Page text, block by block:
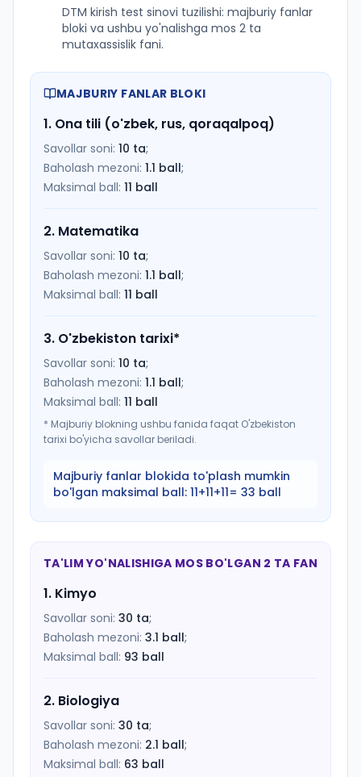
DTM kirish test sinovi tuzilishi: majburiy fanlar
bloki va ushbu yo'nalishga mos 2 ta
mutaxassislik fani.
MAJBURIY FANLAR BLOKI
1. Ona tili (o'zbek, rus, qoraqalpoq)
Savollar soni: 10 ta;
Baholash mezoni: 1.1 ball;
Maksimal ball: 11 ball
2. Matematika
Savollar soni: 10 ta;
Baholash mezoni: 1.1 ball;
Maksimal ball: 11 ball
3. O'zbekiston tarixi*
Savollar soni: 10 ta;
Baholash mezoni: 1.1 ball;
Maksimal ball: 11 ball
* Majburiy blokning ushbu fanida faqat O'zbekiston
tarixi bo'yicha savollar beriladi.
Majburiy fanlar blokida to'plash mumkin
bo'lgan maksimal ball: 11+11+11= 33 ball
TA'LIM YO'NALISHIGA MOS BO'LGAN 2 TA FAN
1. Kimyo
Savollar soni: 30 ta;
Baholash mezoni: 3.1 ball;
Maksimal ball: 93 ball
2. Biologiya
Savollar soni: 30 ta;
Baholash mezoni: 2.1 ball;
Maksimal ball: 63 ball